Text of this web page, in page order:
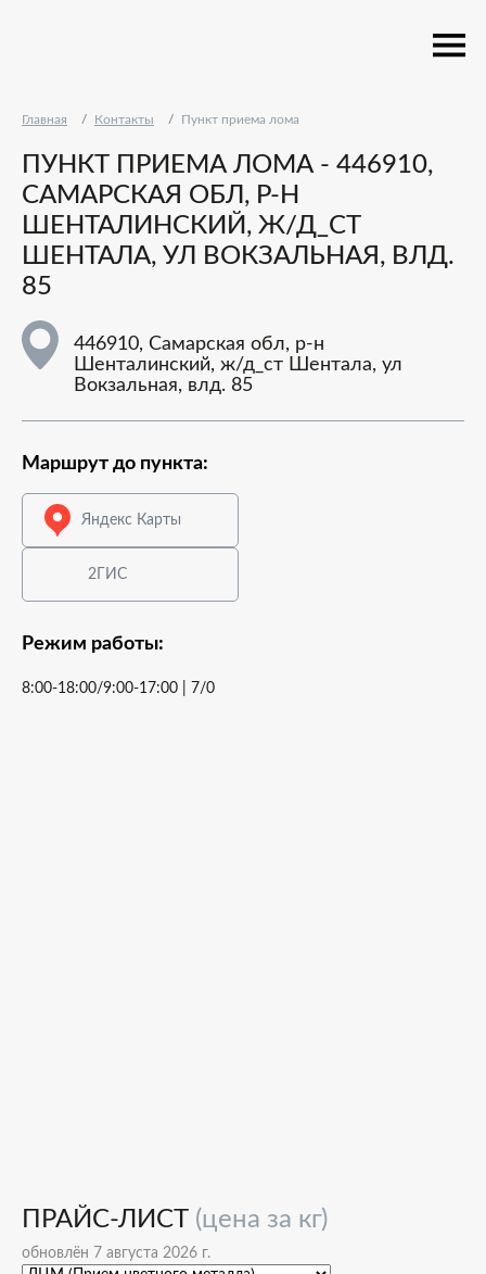
Главная Контакты Пункт приема лома
ПУНКТ ПРИЕМА ЛОМА - 446910,
САМАРСКАЯ ОБЛ, Р-Н
ШЕНТАЛИНСКИЙ, Ж/Д_СТ
ШЕНТАЛА, УЛ ВОКЗАЛЬНАЯ, ВЛД.
85
446910, Самарская обл, р-н
Шенталинский, ж/д_ст Шентала, ул
Вокзальная, влд. 85
Маршрут до пункта:
Яндекс Карты
2ГИС
Режим работы:
8:00-18:00/9:00-17:00 | 7/0
ПРАЙС-ЛИСТ (цена за кг)
обновлён 7 августа 2026 г.